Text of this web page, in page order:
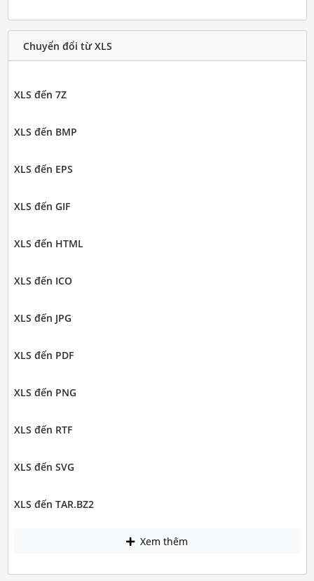
Chuyển đổi từ XLS
XLS đến 7Z
XLS đến BMP
XLS đến EPS
XLS đến GIF
XLS đến HTML
XLS đến ICO
XLS đến JPG
XLS đến PDF
XLS đến PNG
XLS đến RTF
XLS đến SVG
XLS đến TAR.BZ2
Xem thêm